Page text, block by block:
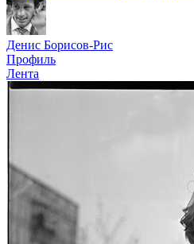
Денис Борисов-Рис
Профиль
Лента